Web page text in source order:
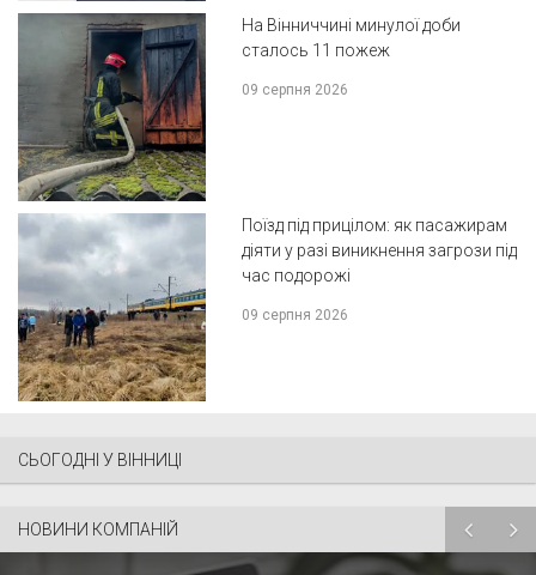
На Вінниччині минулої доби
сталось 11 пожеж
09 серпня 2026
Поїзд під прицілом: як пасажирам
діяти у разі виникнення загрози під
час подорожі
09 серпня 2026
СЬОГОДНІ У ВІННИЦІ
НОВИНИ КОМПАНІЙ